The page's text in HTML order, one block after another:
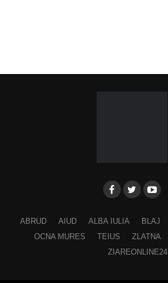
ABRUD AIUD ALBA IULIA BLAJ
OCNA MURES
TEIUS ZLATNA
ZIAREONLINE24